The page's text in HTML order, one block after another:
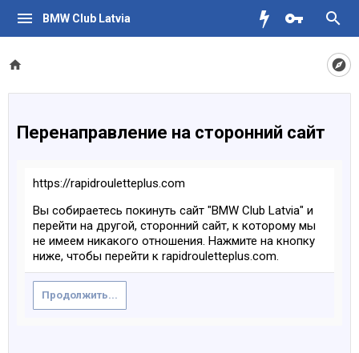
BMW Club Latvia
Перенаправление на сторонний сайт
https://rapidrouletteplus.com
Вы собираетесь покинуть сайт "BMW Club Latvia" и
перейти на другой, сторонний сайт, к которому мы
не имеем никакого отношения. Нажмите на кнопку
ниже, чтобы перейти к rapidrouletteplus.com.
Продолжить...